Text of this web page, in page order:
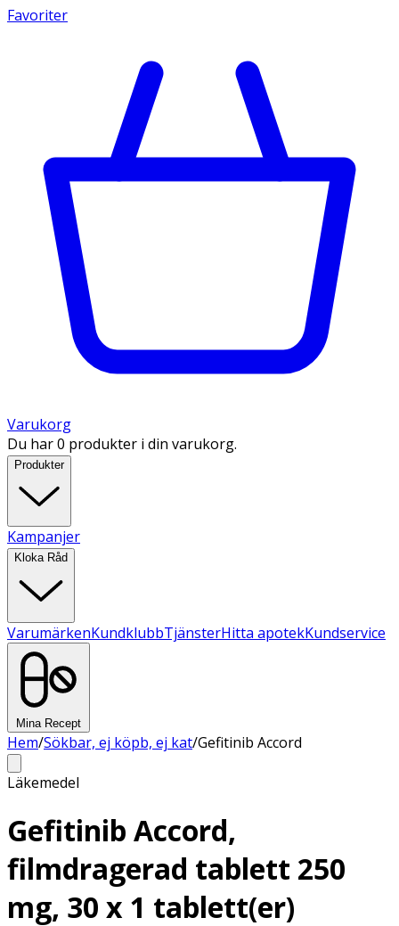
Favoriter
Varukorg
Du har 0 produkter i din varukorg.
Produkter
Kampanjer
Kloka Råd
VarumärkenKundklubbTjänsterHitta apotekKundservice
Mina Recept
Hem/Sökbar, ej köpb, ej kat/Gefitinib Accord
Läkemedel
Gefitinib Accord,
filmdragerad tablett 250
mg, 30 x 1 tablett(er)